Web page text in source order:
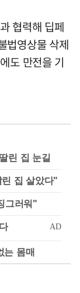
협력해 딥페
법영상물 삭제
도 만전을 기
린 집 눈길
집 살았다"
그러워"
는 몸매